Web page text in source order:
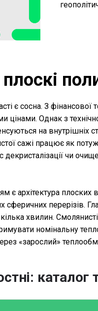
є сосна. З
цінами. Однак з
на
сажі працює як
чи
є архітектура
перерізів.
хвилин.
номінальну
«зарослий»
каталог